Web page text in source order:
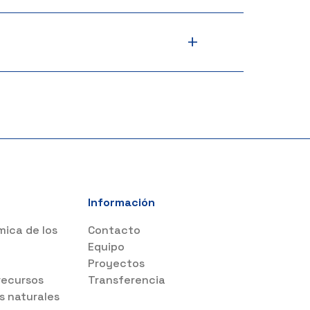
+
de los
naturales
Información
Contacto
Equipo
Proyectos
Transferencia